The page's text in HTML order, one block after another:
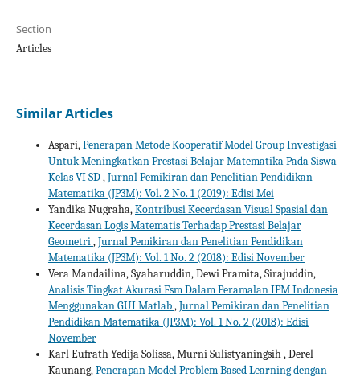
Section
Articles
Similar Articles
Aspari,Penerapan Metode Kooperatif Model Group Investigasi
Untuk Meningkatkan Prestasi Belajar Matematika Pada Siswa
Kelas VI SD,Jurnal Pemikiran dan Penelitian Pendidikan
Matematika (JP3M): Vol. 2 No. 1 (2019): Edisi Mei
Yandika Nugraha,Kontribusi Kecerdasan Visual Spasial dan
Kecerdasan Logis Matematis Terhadap Prestasi Belajar
Geometri,Jurnal Pemikiran dan Penelitian Pendidikan
Matematika (JP3M): Vol. 1 No. 2 (2018): Edisi November
Vera Mandailina, Syaharuddin, Dewi Pramita, Sirajuddin,
Analisis Tingkat Akurasi Fsm Dalam Peramalan IPM Indonesia
Menggunakan GUI Matlab,Jurnal Pemikiran dan Penelitian
Pendidikan Matematika (JP3M): Vol. 1 No. 2 (2018): Edisi
November
Karl Eufrath Yedija Solissa, Murni Sulistyaningsih , Derel
Kaunang,Penerapan Model Problem Based Learning dengan